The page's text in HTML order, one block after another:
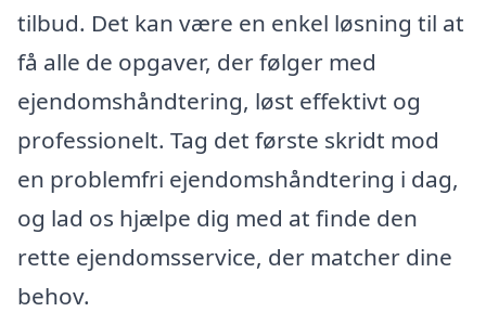
tilbud. Det kan være en enkel løsning til at
få alle de opgaver, der følger med
ejendomshåndtering, løst effektivt og
professionelt. Tag det første skridt mod
en problemfri ejendomshåndtering i dag,
og lad os hjælpe dig med at finde den
rette ejendomsservice, der matcher dine
behov.